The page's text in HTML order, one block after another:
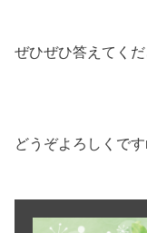
ぜひぜひ答えてくだ
どうぞよろしくで